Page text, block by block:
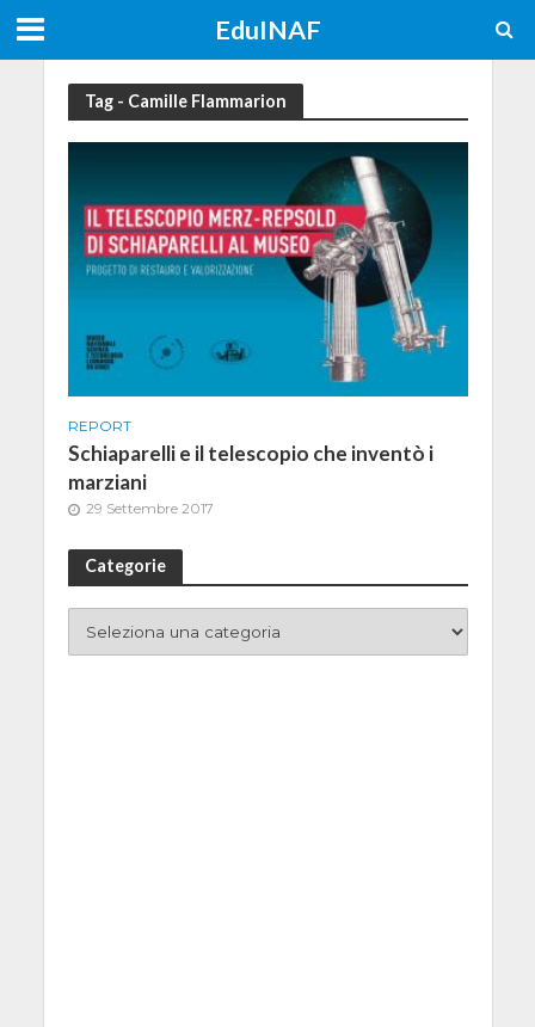
EduINAF
Tag - Camille Flammarion
REPORT
Schiaparelli e il telescopio che inventò i
marziani
29 Settembre 2017
Categorie